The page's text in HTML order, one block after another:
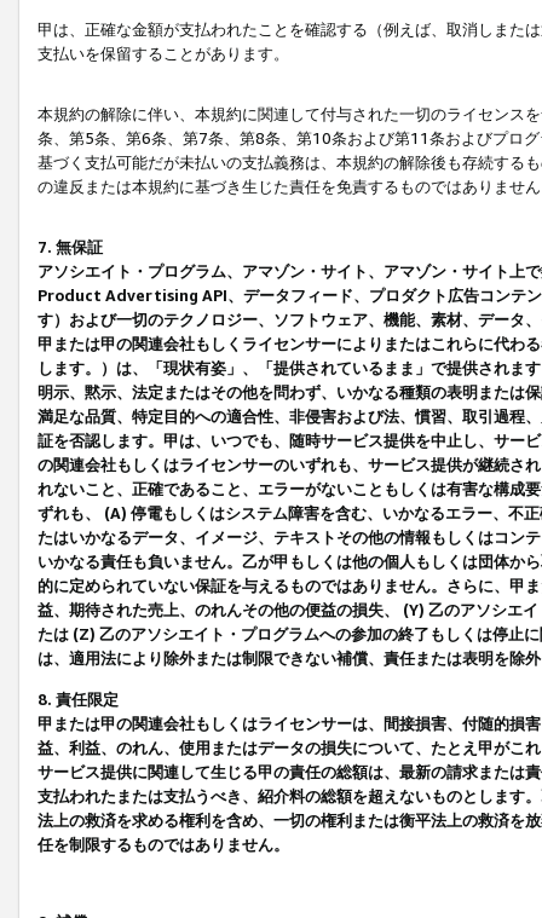
甲は、正確な金額が支払われたことを確認する（例えば、取消しまた
支払いを保留することがあります。
本規約の解除に伴い、本規約に関連して付与された一切のライセンス
条、第5条、第6条、第7条、第8条、第10条および第11条およびプロ
基づく支払可能だが未払いの支払義務は、本規約の解除後も存続する
の違反または本規約に基づき生じた責任を免責するものではありませ
7. 無保証
アソシエイト・プログラム、アマゾン・サイト、アマゾン・サイト上
Product Advertising API、データフィード、プロダクト広告コンテ
す）および一切のテクノロジー、ソフトウェア、機能、素材、データ
甲または甲の関連会社もしくライセンサーによりまたはこれらに代わ
します。）は、「現状有姿」、「提供されているまま」で提供されま
明示、黙示、法定またはその他を問わず、いかなる種類の表明または
満足な品質、特定目的への適合性、非侵害および法、慣習、取引過程
証を否認します。甲は、いつでも、随時サービス提供を中止し、サー
の関連会社もしくはライセンサーのいずれも、サービス提供が継続さ
れないこと、正確であること、エラーがないこともしくは有害な構成
ずれも、 (A) 停電もしくはシステム障害を含む、いかなるエラー、不
たはいかなるデータ、イメージ、テキストその他の情報もしくはコン
いかなる責任も負いません。乙が甲もしくは他の個人もしくは団体か
的に定められていない保証を与えるものではありません。さらに、甲
益、期待された売上、のれんその他の便益の損失、 (Y) 乙のアソシエ
たは (Z) 乙のアソシエイト・プログラムへの参加の終了もしくは停止
は、適用法により除外または制限できない補償、責任または表明を除
8. 責任限定
甲または甲の関連会社もしくはライセンサーは、間接損害、付随的損
益、利益、のれん、使用またはデータの損失について、たとえ甲がこ
サービス提供に関連して生じる甲の責任の総額は、最新の請求または
支払われたまたは支払うべき、紹介料の総額を超えないものとします
法上の救済を求める権利を含め、一切の権利または衡平法上の救済を
任を制限するものではありません。